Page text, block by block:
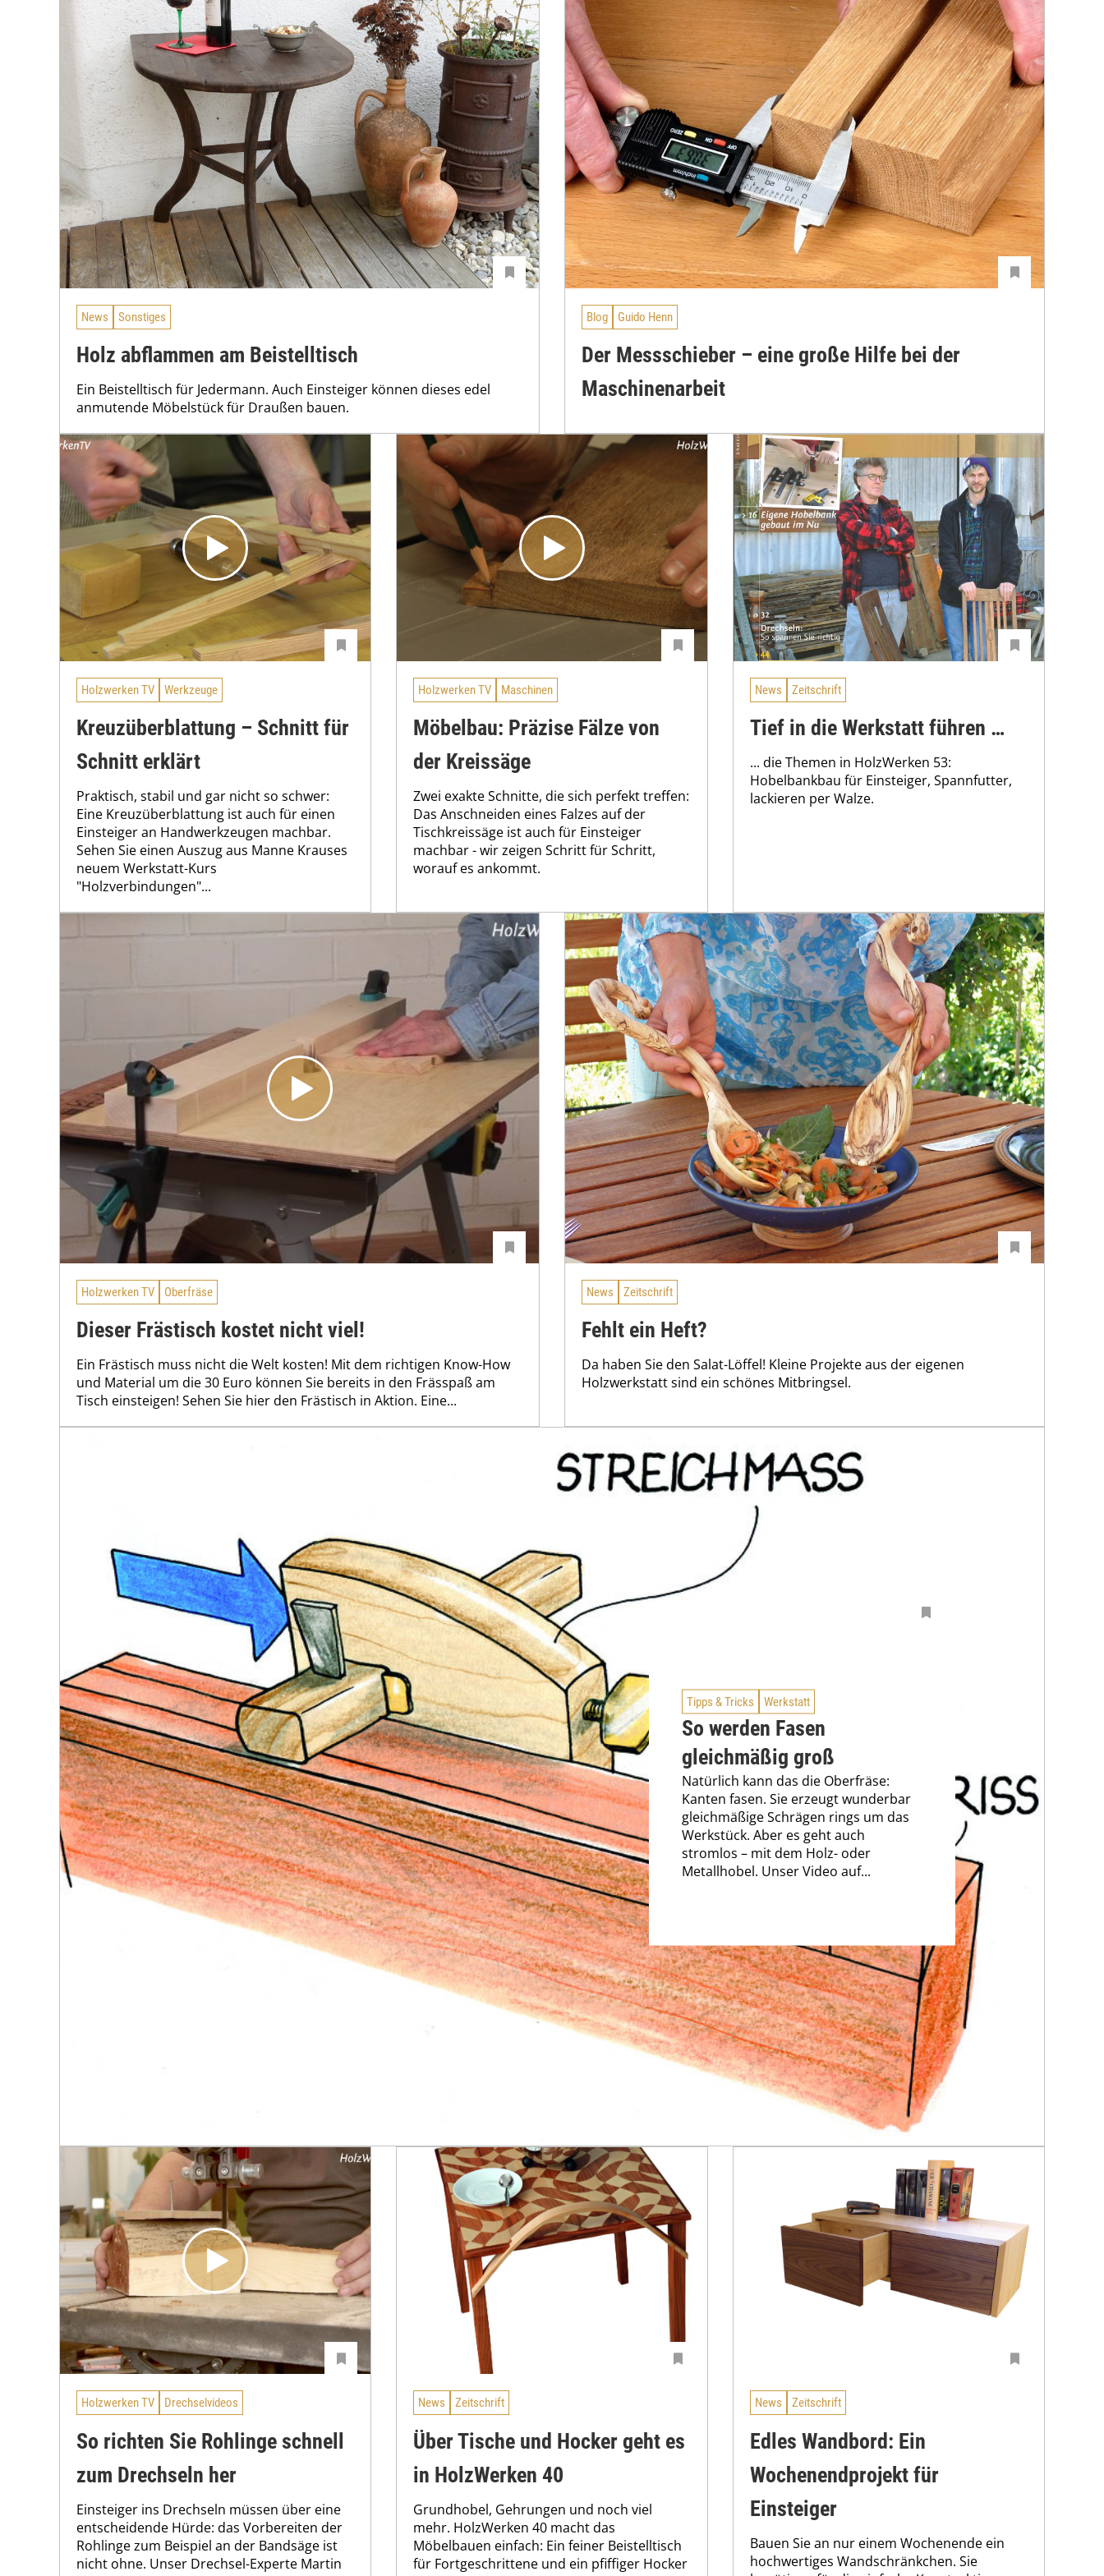
News Sonstiges
Holz abflammen am Beistelltisch
Ein Beistelltisch für Jedermann. Auch Einsteiger können dieses edel
anmutende Möbelstück für Draußen bauen.
Blog Guido Henn
Der Messschieber – eine große Hilfe bei der
Maschinenarbeit
Holzwerken TV Werkzeuge
Kreuzüberblattung – Schnitt für
Schnitt erklärt
Praktisch, stabil und gar nicht so schwer:
Eine Kreuzüberblattung ist auch für einen
Einsteiger an Handwerkzeugen machbar.
Sehen Sie einen Auszug aus Manne Krauses
neuem Werkstatt-Kurs
"Holzverbindungen"...
Holzwerken TV Maschinen
Möbelbau: Präzise Fälze von
der Kreissäge
Zwei exakte Schnitte, die sich perfekt treffen:
Das Anschneiden eines Falzes auf der
Tischkreissäge ist auch für Einsteiger
machbar - wir zeigen Schritt für Schritt,
worauf es ankommt.
News Zeitschrift
Tief in die Werkstatt führen …
... die Themen in HolzWerken 53:
Hobelbankbau für Einsteiger, Spannfutter,
lackieren per Walze.
Holzwerken TV Oberfräse
Dieser Frästisch kostet nicht viel!
Ein Frästisch muss nicht die Welt kosten! Mit dem richtigen Know-How
und Material um die 30 Euro können Sie bereits in den Frässpaß am
Tisch einsteigen! Sehen Sie hier den Frästisch in Aktion. Eine...
News Zeitschrift
Fehlt ein Heft?
Da haben Sie den Salat-Löffel! Kleine Projekte aus der eigenen
Holzwerkstatt sind ein schönes Mitbringsel.
Tipps & Tricks Werkstatt
So werden Fasen
gleichmäßig groß
Natürlich kann das die Oberfräse:
Kanten fasen. Sie erzeugt wunderbar
gleichmäßige Schrägen rings um das
Werkstück. Aber es geht auch
stromlos – mit dem Holz- oder
Metallhobel. Unser Video auf...
Holzwerken TV Drechselvideos
So richten Sie Rohlinge schnell
zum Drechseln her
Einsteiger ins Drechseln müssen über eine
entscheidende Hürde: das Vorbereiten der
Rohlinge zum Beispiel an der Bandsäge ist
nicht ohne. Unser Drechsel-Experte Martin
News Zeitschrift
Über Tische und Hocker geht es
in HolzWerken 40
Grundhobel, Gehrungen und noch viel
mehr. HolzWerken 40 macht das
Möbelbauen einfach: Ein feiner Beistelltisch
für Fortgeschrittene und ein pfiffiger Hocker
News Zeitschrift
Edles Wandbord: Ein
Wochenendprojekt für
Einsteiger
Bauen Sie an nur einem Wochenende ein
hochwertiges Wandschränkchen. Sie